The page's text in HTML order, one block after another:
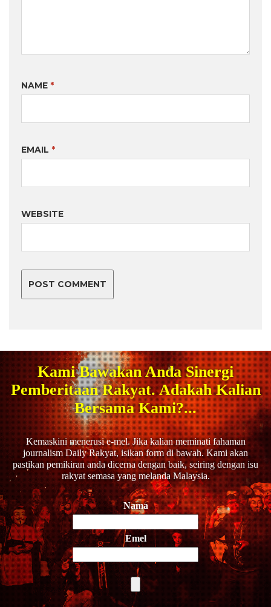
NAME *
EMAIL *
WEBSITE
Kami Bawakan Anda Sinergi
Pemberitaan Rakyat. Adakah Kalian
Bersama Kami?...
Kemaskini menerusi e-mel. Jika kalian meminati fahaman
journalism Daily Rakyat, isikan form di bawah. Kami akan
pastikan pemikiran anda dicerna dengan baik, seiring dengan isu
rakyat semasa yang melanda Malaysia.
Nama
Emel